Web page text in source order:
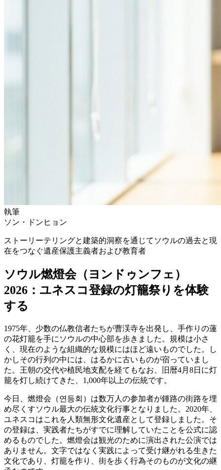
執筆
ソン・ドンヒョン
ストーリーテリングと建築的洞察を通じてソウルの過去と現
在をつなぐ遺産保護主義者および教育者
ソウル燃燈会（ヨンドゥンフェ）
2026：ユネスコ登録の灯籠祭りを体験
する
1975年、少数の仏教信者たちが曹渓寺を出発し、手作りの蓮
の花灯籠を手にソウルの中心部を歩きました。規模は小さ
く、現在のような組織的な規模にはほど遠いものでした。し
かしその行列の中には、はるかに古いものが宿っていまし
た。王朝の交代や植民地支配を経てもなお、旧暦4月8日に灯
籠を灯し続けてきた、1,000年以上の伝統です。
今日、燃燈会（연등회）は数万人の参加者が鍾路の街路を埋
め尽くすソウル最大の伝統文化行事となりました。2020年、
ユネスコはこれを人類無形文化遺産として登録しました。そ
の登録は、実践者たちがすでに理解していたことを公式に認
めるものでした。燃燈会は観光のために演出された公演では
ありません。文字ではなく実践によって受け継がれる生きた
文化であり、灯籠を作り、街を歩く行為そのものが文化の継